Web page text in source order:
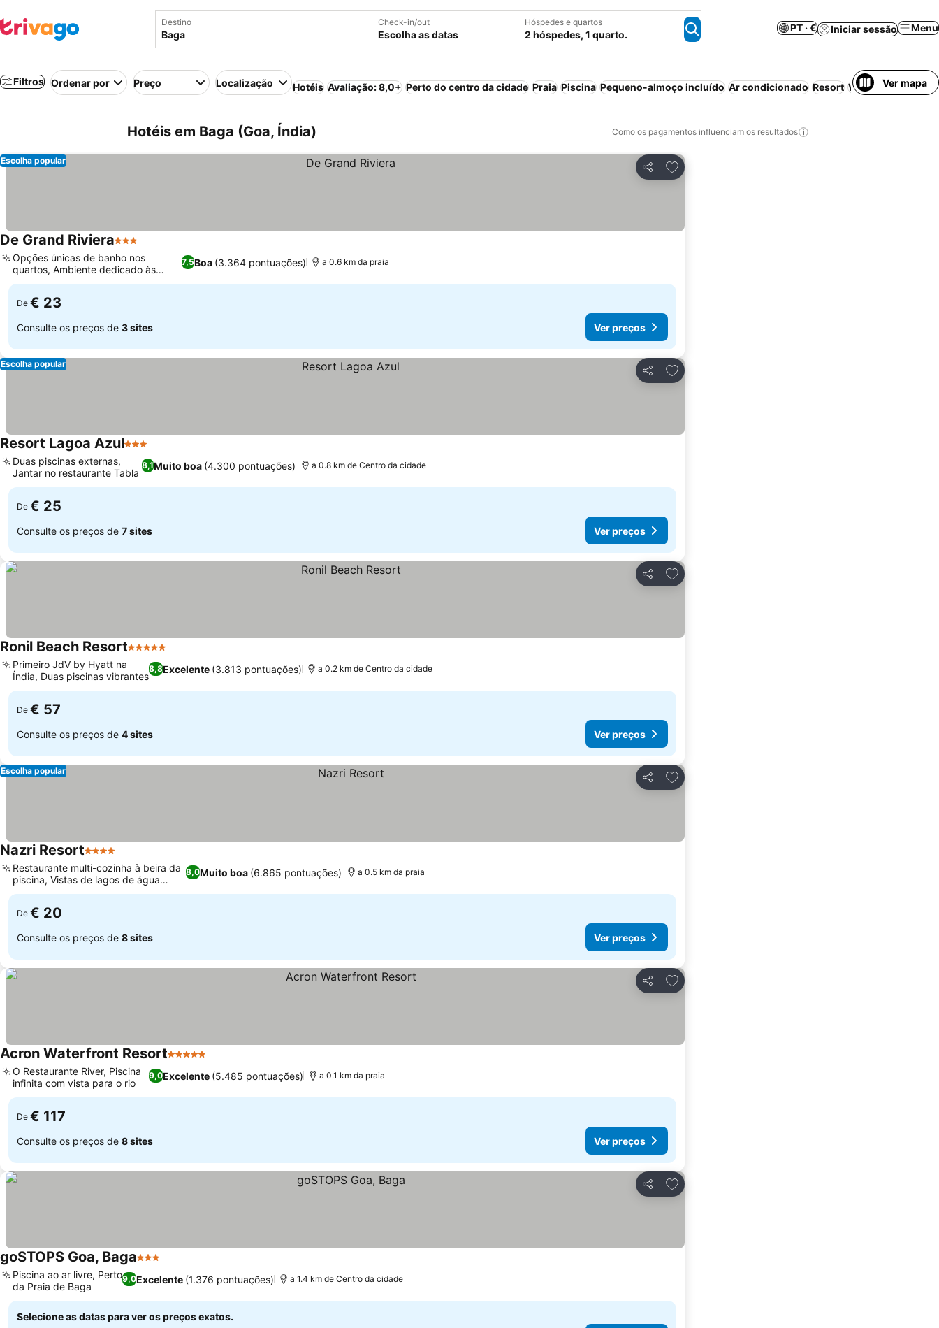
Destino Check-in/out
Escolha as datas
Hóspedes e quartos
2 hóspedes, 1 quarto.
PT · € Iniciar sessão Menu
Filtros Ordenar por Preço Localização Hotéis Avaliação: 8,0+ Perto do centro da cidade Praia Piscina Pequeno-almoço incluído Ar condicionado Resort Wi-fi Tudo
Ver mapa
Hotéis em Baga (Goa, Índia) Como os pagamentos influenciam os resultados
Partilhar
Adicionar aos favoritos
Escolha popular
De Grand Riviera3 Estrelas
7,5Boa (3.364 pontuações)
Opções únicas de banho nos
quartos, Ambiente dedicado às
famílias
a 0.6 km da praia
De € 23
Consulte os preços de 3 sites Ver preços
Partilhar
Adicionar aos favoritos
Escolha popular
Resort Lagoa Azul3 Estrelas
8,1Muito boa (4.300 pontuações)
Duas piscinas externas,
Jantar no restaurante Tabla
a 0.8 km de Centro da cidade
De € 25
Consulte os preços de 7 sites Ver preços
Partilhar
Adicionar aos favoritos
Ronil Beach Resort5 Estrelas
8,8Excelente (3.813 pontuações)
Primeiro JdV by Hyatt na
Índia, Duas piscinas vibrantes
a 0.2 km de Centro da cidade
De € 57
Consulte os preços de 4 sites Ver preços
Partilhar
Adicionar aos favoritos
Escolha popular
Nazri Resort4 Estrelas
8,0Muito boa (6.865 pontuações)
Restaurante multi-cozinha à beira da
piscina, Vistas de lagos de água
salgada
a 0.5 km da praia
De € 20
Consulte os preços de 8 sites Ver preços
Partilhar
Adicionar aos favoritos
Acron Waterfront Resort5 Estrelas
9,0Excelente (5.485 pontuações)
O Restaurante River, Piscina
infinita com vista para o rio
a 0.1 km da praia
De € 117
Consulte os preços de 8 sites Ver preços
Partilhar
Adicionar aos favoritos
goSTOPS Goa, Baga3 Estrelas
9,0Excelente (1.376 pontuações)
Piscina ao ar livre, Perto
da Praia de Baga
a 1.4 km de Centro da cidade
Selecione as datas para ver os preços exatos.